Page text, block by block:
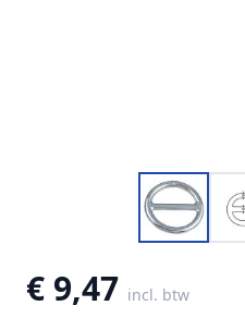
€ 9,47 incl. btw